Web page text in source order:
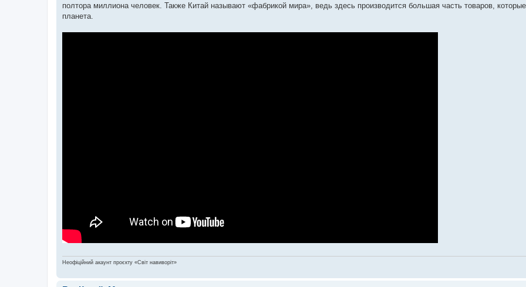
н
я
полтора миллиона человек. Также Китай называют «фабрикой мира», ведь здесь производится большая часть товаров,
планета.
Неофіційний акаунт проєкту «Світ навиворіт»